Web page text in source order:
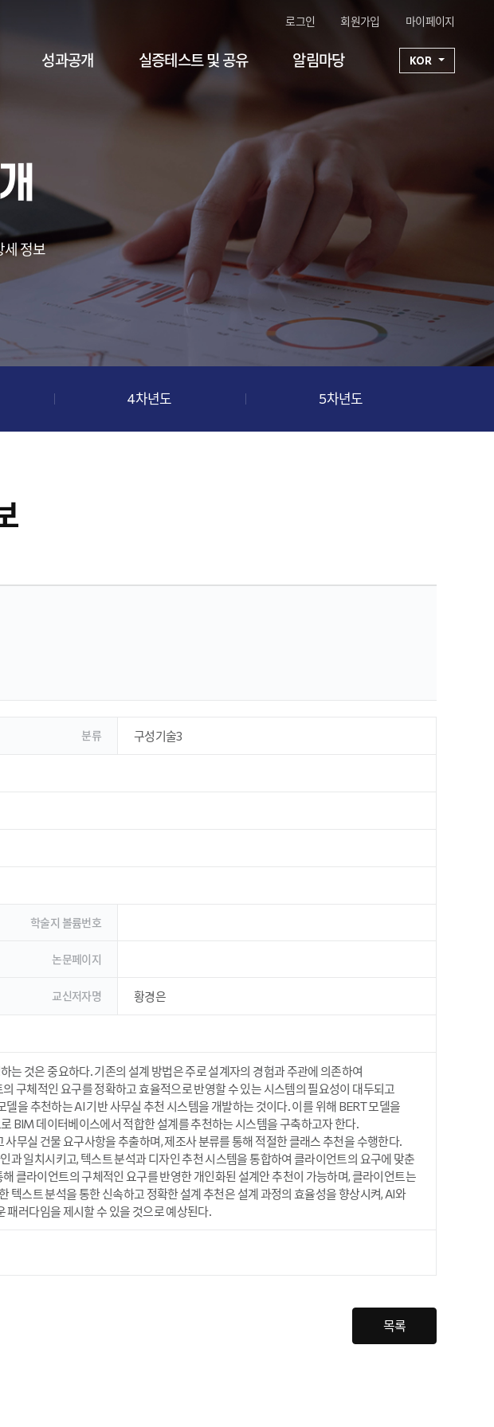
로그인 회원가입 마이페이지
성과공개
4차년도
5차년도
실증테스트 및 공유
구성기술 3
알림마당
연구단일정
FAQ
KOR
세 정보
4차년도 5차년도
분류 구성기술3
학술지 볼륨번호
논문페이지
교신저자명 황경은
것은 중요하다. 기존의 설계 방법은 주로 설계자의 경험과 주관에 의존하여
구체적인 요구를 정확하고 효율적으로 반영할 수 있는 시스템의 필요성이 대두되고
을 추천하는 AI 기반 사무실 추천 시스템을 개발하는 것이다. 이를 위해 BERT 모델을
BIM 데이터베이스에서 적합한 설계를 추천하는 시스템을 구축하고자 한다.
무실 건물 요구사항을 추출하며, 제조사 분류를 통해 적절한 클래스 추천을 수행한다.
일치시키고, 텍스트 분석과 디자인 추천 시스템을 통합하여 클라이언트의 요구에 맞춘
클라이언트의 구체적인 요구를 반영한 개인화된 설계안 추천이 가능하며, 클라이언트는
텍스트 분석을 통한 신속하고 정확한 설계 추천은 설계 과정의 효율성을 향상시켜, AI와
패러다임을 제시할 수 있을 것으로 예상된다.
목록